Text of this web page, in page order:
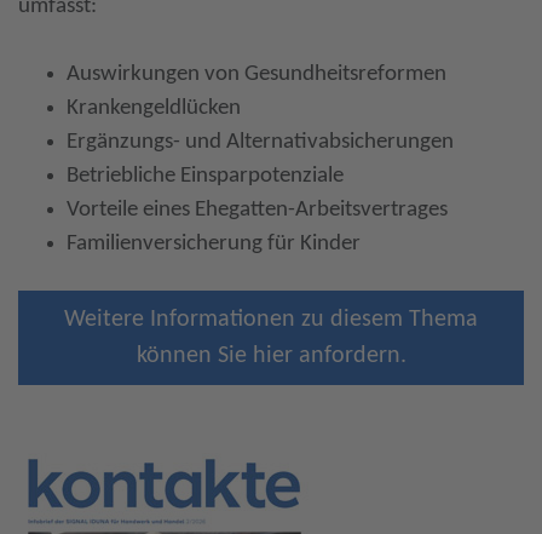
umfasst:
Auswirkungen von Gesundheitsreformen
Krankengeldlücken
Ergänzungs- und Alternativabsicherungen
Betriebliche Einsparpotenziale
Vorteile eines Ehegatten-Arbeitsvertrages
Familienversicherung für Kinder
Weitere Informationen zu diesem Thema
können Sie hier anfordern.